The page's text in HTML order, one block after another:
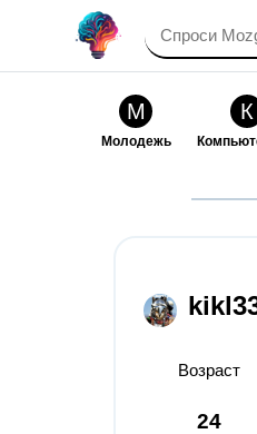
М
Молодежь
К
Возраст
24